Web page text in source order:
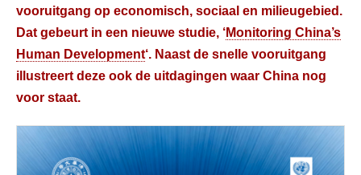
vooruitgang op economisch, sociaal en milieugebied.
Dat gebeurt in een nieuwe studie, ‘Monitoring China’s
Human Development‘. Naast de snelle vooruitgang
illustreert deze ook de uitdagingen waar China nog
voor staat.